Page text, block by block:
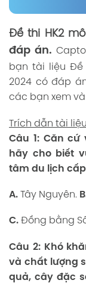
Đề thi HK2
đáp án.
bạn tài liệu Đề
2024 có đáp
các bạn xem
Trích dẫn tài
Câu 1: Căn cứ
hãy cho biết
tâm du lịch
A. Tây Nguyên.
C. Đồng bằng
Câu 2: Khó
và chất lượng
quả, cây đặc